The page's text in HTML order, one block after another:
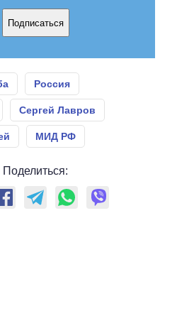
Подписаться
Россия
Сергей Лавров
МИД РФ
Поделиться: